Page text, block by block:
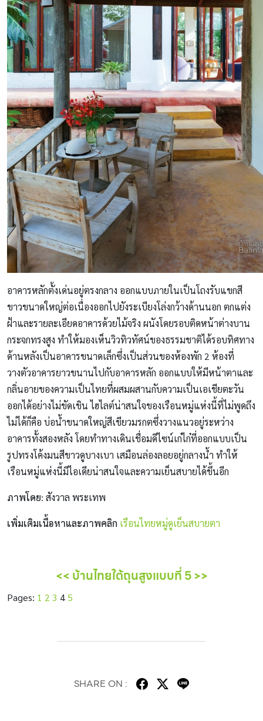
อาคารหลักตั้งเด่นอยู่ตรงกลาง ออกแบบภายในเป็นโถงรับแขกสี
ขาวขนาดใหญ่ต่อเนื่องออกไปยังระเบียงโล่งกว้างด้านนอก ตกแต่ง
ฝ้าและรายละเอียดอาคารด้วยไม้จริง ผนังโดยรอบติดหน้าต่างบาน
กระจกทรงสูง ทำให้มองเห็นวิวทิวทัศน์ของธรรมชาติได้รอบทิศทาง
ด้านหลังเป็นอาคารขนาดเล็กซึ่งเป็นส่วนของห้องพัก 2 ห้องที่
วางตัวอาคารยาวขนานไปกับอาคารหลัก ออกแบบให้มีหน้าตาและ
กลิ่นอายของความเป็นไทยที่ผสมผสานกับความเป็นเอเชียตะวัน
ออกได้อย่างไม่ขัดเขิน ไฮไลต์น่าสนใจของเรือนหมู่แห่งนี้ที่ไม่พูดถึง
ไม่ได้ก็คือ บ่อน้ำขนาดใหญ่สีเขียวมรกตซึ่งวางแนวอยู่ระหว่าง
อาคารทั้งสองหลัง โดยทำทางเดินเชื่อมดีไซน์เก๋ไก๋ที่ออกแบบเป็น
รูปทรงโค้งมนสีขาวดูบางเบา เสมือนล่องลอยอยู่กลางน้ำ ทำให้
เรือนหมู่แห่งนี้มีไอเดียน่าสนใจและความเย็นสบายได้ขึ้นอีก
ภาพโดย: สังวาล พระเทพ
เพิ่มเติมเนื้อหาและภาพคลิก เรือนไทยหมู่ดูเย็นสบายตา
<< บ้านไทยใต้ถุนสูงแบบที่ 5 >>
Pages: 1 2 3 4 5
SHARE ON :